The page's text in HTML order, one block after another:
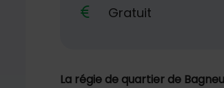
Gratuit
La régie de quartier de